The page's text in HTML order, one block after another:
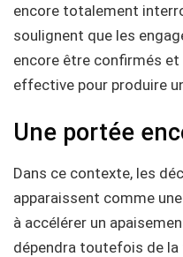
encore totalement
soulignent que les
encore être confirmés et
effective pour produire
Une portée
Dans ce contexte, les
apparaissent comme
à accélérer un
dépendra toutefois de